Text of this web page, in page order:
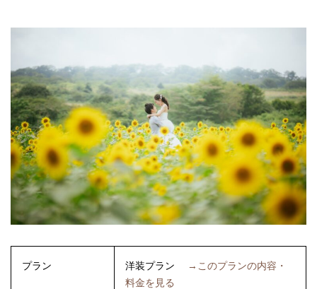
プラン 洋装プラン
→このプランの内容・
料金を見る